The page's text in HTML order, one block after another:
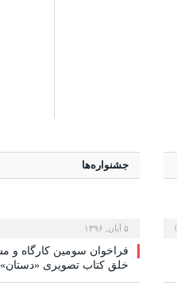
جشنواره‌ها
۵ آبان, ۱۳۹۶
فراخوان سومین کارگاه و
خلق کتاب تصویری «دستان»